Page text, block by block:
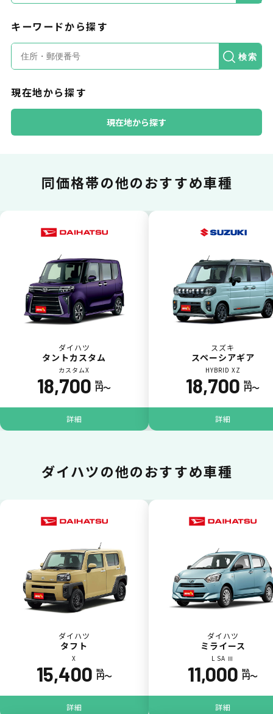
普段のお買い物同様、お車の月々利用料をカ
一括払いが可能
いままで難しかったカーリースの利用料金を
一括（一回）払いで可能。
ポイントが貯まる
POINT
5
ジョイカル たすカッター3
キーワードから探す
検索
現在地から探す
現在地から探す
同価格帯の他のおすすめ車種
ダイハツ
タントカスタム
カスタムX
18,700 税込
円〜
詳細
スズキ
スペーシアギア
HYBRID XZ
18,700 税込
円〜
詳細
ダイハツの他のおすすめ車種
ダイハツ
タフト
X
15,400 税込
円〜
詳細
ダイハツ
ミライース
L SA Ⅲ
11,000 税込
円〜
詳細